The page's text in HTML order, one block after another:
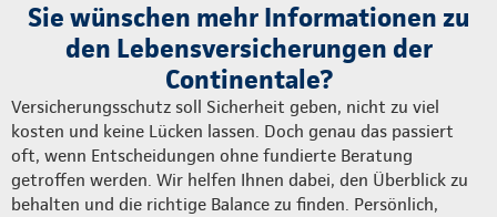
Sie wünschen mehr Informationen zu
den Lebensversicherungen der
Continentale?
Versicherungsschutz soll Sicherheit geben, nicht zu viel
kosten und keine Lücken lassen. Doch genau das passiert
oft, wenn Entscheidungen ohne fundierte Beratung
getroffen werden. Wir helfen Ihnen dabei, den Überblick zu
behalten und die richtige Balance zu finden. Persönlich,